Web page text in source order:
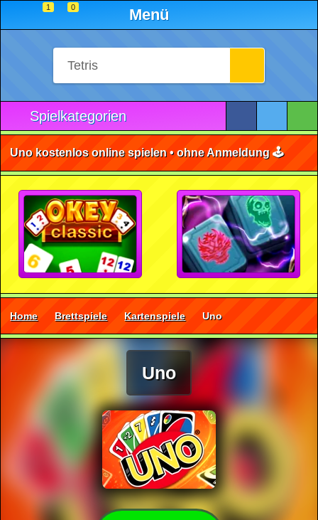
1 0 Menü
Spielkategorien
Uno kostenlos online spielen • ohne Anmeldung 🕹️
Home Brettspiele Kartenspiele Uno
Uno